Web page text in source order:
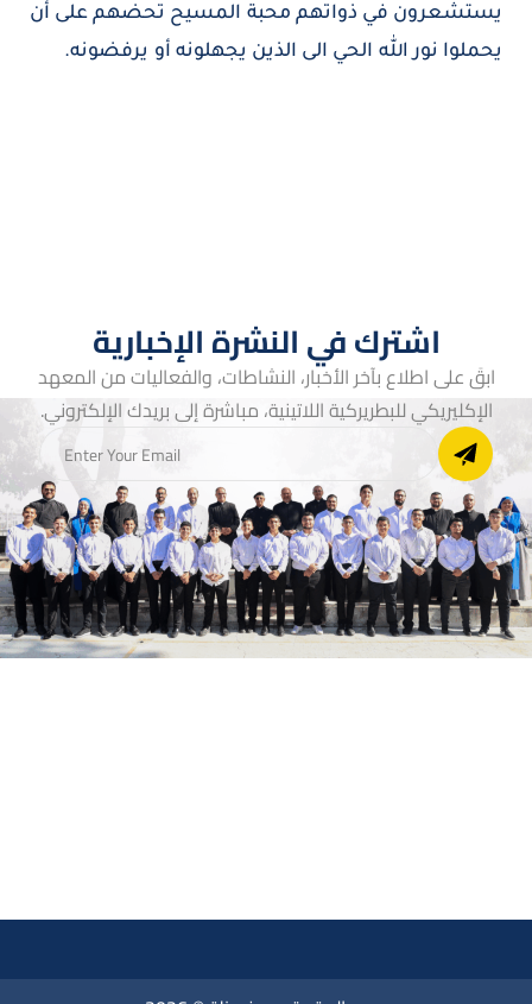
يستشعرون في ذواتهم محبة المسيح تحضهم على أن
يحملوا نور الله الحي الى الذين يجهلونه أو يرفضونه.
اشترك في النشرة الإخبارية
ابقَ على اطلاع بآخر الأخبار، النشاطات، والفعاليات من المعهد
الإكليريكي للبطريركية اللاتينية، مباشرة إلى بريدك الإلكتروني.